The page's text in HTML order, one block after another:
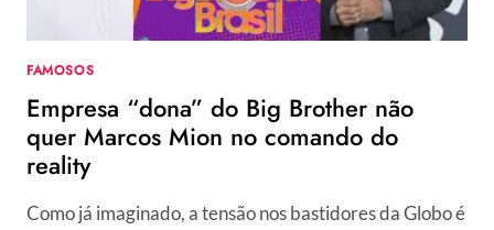
FAMOSOS
Empresa “dona” do Big Brother não
quer Marcos Mion no comando do
reality
Como já imaginado, a tensão nos bastidores da Globo é